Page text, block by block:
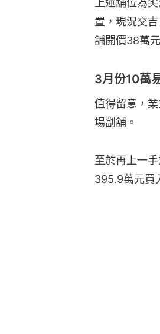
上述舖位為
置，現況交
舖開價38萬
3月份10萬
值得留意，
場劏舖。
至於再上一
395.9萬元買